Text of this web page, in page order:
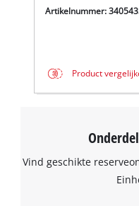
Artikelnummer:
Product
Vind geschikte